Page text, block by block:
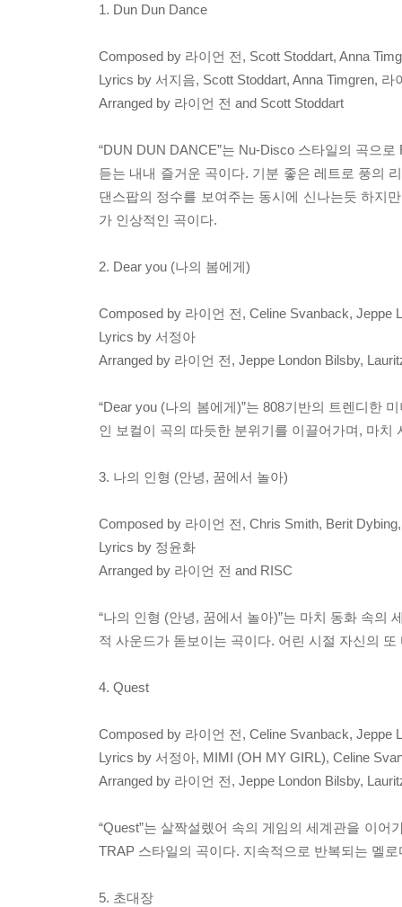
1. Dun Dun Dance
Composed by 라이언 전, Scott Stoddart, Anna
Lyrics by 서지음, Scott Stoddart, Anna Timgren, 라
Arranged by 라이언 전 and Scott Stoddart
“DUN DUN DANCE”는 Nu-Disco 스타일의 곡으
듣는 내내 즐거운 곡이다. 기분 좋은 레트로 풍의
댄스팝의 정수를 보여주는 동시에 신나는듯 하지
가 인상적인 곡이다.
2. Dear you (나의 봄에게)
Composed by 라이언 전, Celine Svanback, Jeppe
Lyrics by 서정아
Arranged by 라이언 전, Jeppe London Bilsby,
“Dear you (나의 봄에게)”는 808기반의 트렌디한
인 보컬이 곡의 따듯한 분위기를 이끌어가며, 마
3. 나의 인형 (안녕, 꿈에서 놀아)
Composed by 라이언 전, Chris Smith, Berit
Lyrics by 정윤화
Arranged by 라이언 전 and RISC
“나의 인형 (안녕, 꿈에서 놀아)”는 마치 동화 속의
적 사운드가 돋보이는 곡이다. 어린 시절 자신의
4. Quest
Composed by 라이언 전, Celine Svanback, Jeppe
Lyrics by 서정아, MIMI (OH MY GIRL), Celine
Arranged by 라이언 전, Jeppe London Bilsby,
“Quest”는 살짝설렜어 속의 게임의 세계관을 이
TRAP 스타일의 곡이다. 지속적으로 반복되는 멜
5. 초대장